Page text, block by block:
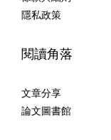
隱私政策
閱讀角落
文章分享
論文圖書館